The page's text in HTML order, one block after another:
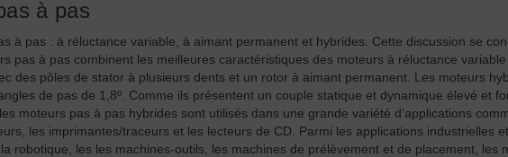
à pas
à pas : à réluctance variable, à aimant permanent et hybrides. Cette discussion se
pas à pas combinent les meilleures caractéristiques des moteurs à réluctance
des pôles de stator à plusieurs dents et un rotor à aimant permanent. Les moteurs
de pas de 1,8º. Comme ils présentent un couple statique et dynamique élevé et
moteurs pas à pas hybrides sont utilisés dans une grande variété d'applications
les imprimantes/traceurs et les lecteurs de CD. Parmi les applications industrielles
robotique, les les machines-outils, les machines de prélèvement et de placement, les